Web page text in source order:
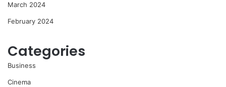
March 2024
February 2024
Categories
Business
Cinema